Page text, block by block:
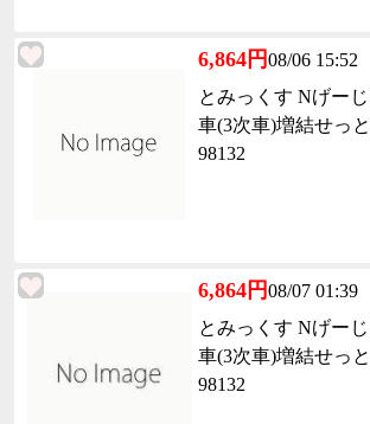
6,864円08/06 15:52
とみっくす Nげー
車(3次車)増結せっ
98132
6,864円08/07 01:39
とみっくす Nげー
車(3次車)増結せっ
98132